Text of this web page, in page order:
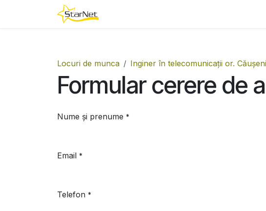
Locuri de munca Inginer în telecomunicații or. Căușeni
Formular cerere de
Nume și prenume *
Email *
Telefon *